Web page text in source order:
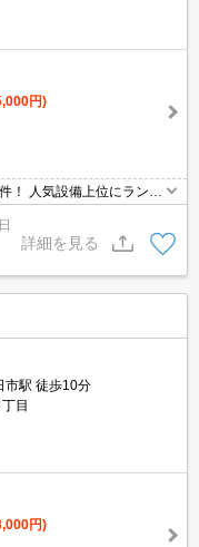
円)
！ 人気設備上位にランク
らしに安心感◎
詳細を見る
市駅 徒歩10分
目
円)